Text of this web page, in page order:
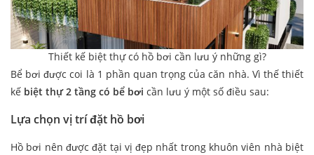
Thiết kế biệt thự có hồ bơi cần lưu ý những gì?
Bể bơi được coi là 1 phần quan trọng của căn nhà. Vì thế thiết
kế biệt thự 2 tầng có bể bơi cần lưu ý một số điều sau:
Lựa chọn vị trí đặt hồ bơi
Hồ bơi nên được đặt tại vị đẹp nhất trong khuôn viên nhà biệt